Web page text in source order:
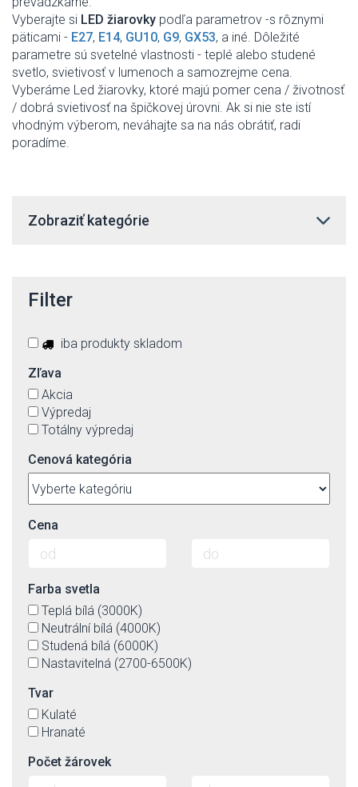
Vyberajte si LED žiarovky podľa parametrov -s rôznymi
päticami - E27, E14, GU10, G9, GX53, a iné. Dôležité
parametre sú svetelné vlastnosti - teplé alebo studené
svetlo, svietivosť v lumenoch a samozrejme cena.
Vyberáme Led žiarovky, ktoré majú pomer cena / životnosť
/ dobrá svietivosť na špičkovej úrovni. Ak si nie ste istí
vhodným výberom, neváhajte sa na nás obrátiť, radi
poradíme.
Zobraziť kategórie
Filter
iba produkty skladom
Zľava
Akcia
Výpredaj
Totálny výpredaj
Cenová kategória
Cena
Farba svetla
Teplá bílá (3000K)
Neutrální bílá (4000K)
Studená bílá (6000K)
Nastavitelná (2700-6500K)
Tvar
Kulaté
Hranaté
Počet žárovek